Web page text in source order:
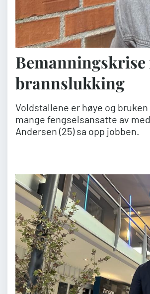
brannslukking
Voldstallene er høye og
mange fengselsansatte av
Andersen (25) sa opp jobben.